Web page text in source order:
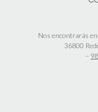
Nos encontrarás
36800
–